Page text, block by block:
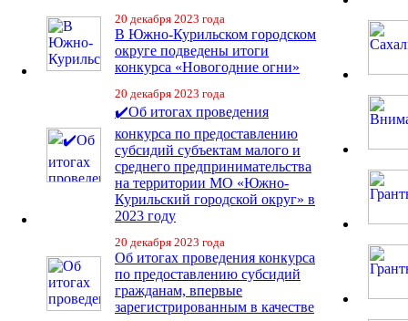
20 декабря 2023 года
В Южно-Курильском городском
округе подведены итоги
конкурса «Новогодние огни»
20 декабря 2023 года
✔️Об итогах проведения
конкурса по предоставлению
субсидий субъектам малого и
среднего предпринимательства
на территории МО «Южно-
Курильский городской округ» в
2023 году
20 декабря 2023 года
Об итогах проведения конкурса
по предоставлению субсидий
гражданам, впервые
зарегистрированным в качестве